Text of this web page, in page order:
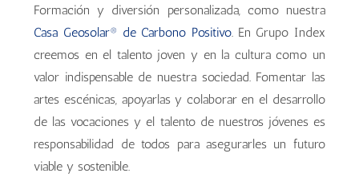
Formación y diversión personalizada, como nuestra
Casa Geosolar® de Carbono Positivo. En Grupo Index
creemos en el talento joven y en la cultura como un
valor indispensable de nuestra sociedad. Fomentar las
artes escénicas, apoyarlas y colaborar en el desarrollo
de las vocaciones y el talento de nuestros jóvenes es
responsabilidad de todos para asegurarles un futuro
viable y sostenible.